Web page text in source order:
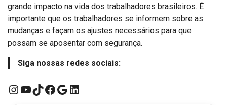
grande impacto na vida dos trabalhadores brasileiros. É
importante que os trabalhadores se informem sobre as
mudanças e façam os ajustes necessários para que
possam se aposentar com segurança.
Siga nossas redes sociais:
Instagram
YouTube
TikTok
Facebook
Google
LinkedIn